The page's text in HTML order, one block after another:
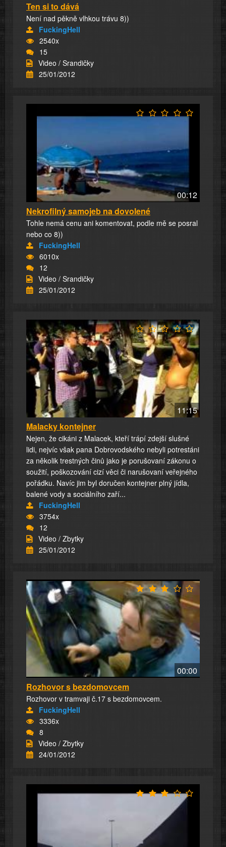
Ten si to dává
Není nad pěkně vlhkou trávu 8))
FuckingHell
2540x
15
Video / Srandičky
25/01/2012
00:12
Nekrofilný samojeb na dovolené
Tohle nemá cenu ani komentovat, podle mě se posral
nebo co 8))
FuckingHell
6010x
12
Video / Srandičky
25/01/2012
11:15
Malacky kontejner
Nejen, že cikáni z Malacek, kteří trápí zdejší slušné
lidi, nejvíc však pana Dobrovodského nebyli potrestáni
za několik trestných činů jako je porušovaní zákonu o
soužití, poškozování cizí věci či narušovaní veřejného
pořádku. Navíc jim byl doručen kontejner plný jídla,
balené vody a sociálního zaří...
FuckingHell
3754x
12
Video / Zbytky
25/01/2012
00:00
Rozhovor s bezdomovcem
Rozhovor v tramvaji č.17 s bezdomovcem.
FuckingHell
3336x
8
Video / Zbytky
24/01/2012